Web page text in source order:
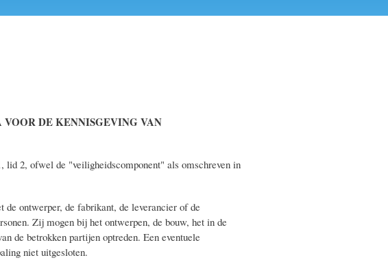
DE KENNISGEVING VAN
2, ofwel de "veiligheidscomponent" als omschreven in
de ontwerper, de fabrikant, de leverancier of de
Zij mogen bij het ontwerpen, de bouw, het in de
de betrokken partijen optreden. Een eventuele
niet uitgesloten.